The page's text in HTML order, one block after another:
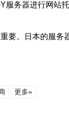
务器进行网站
要。日本的服
更多»